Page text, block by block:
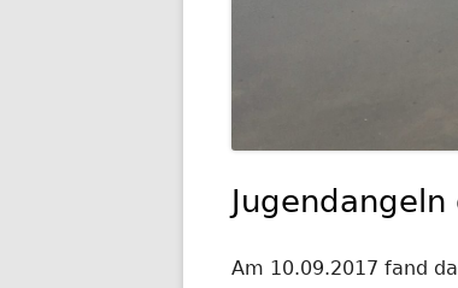
AKTUELLES
Am 10.09.2017 fand